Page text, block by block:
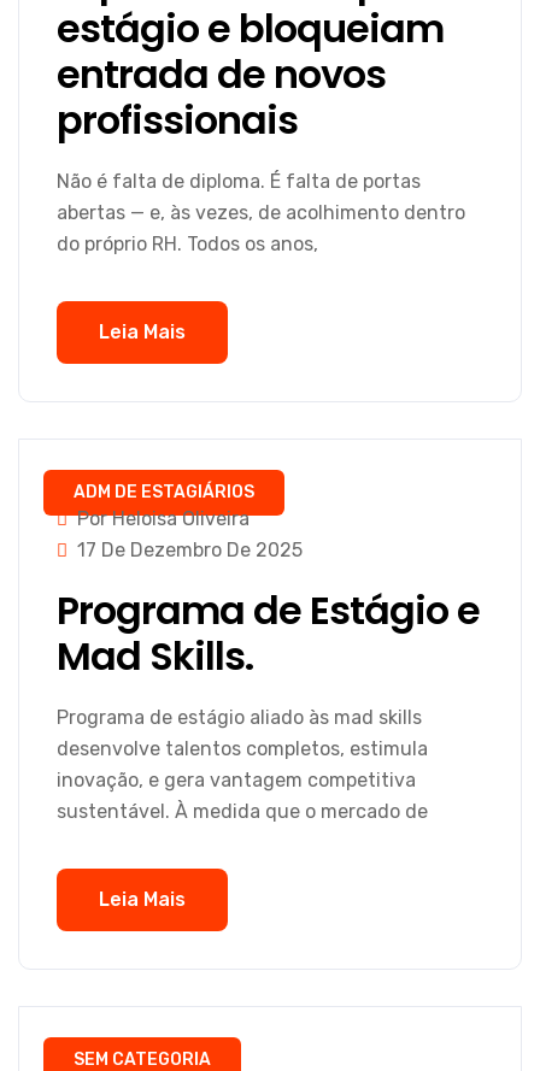
estágio e bloqueiam
entrada de novos
profissionais
Não é falta de diploma. É falta de portas
abertas — e, às vezes, de acolhimento dentro
do próprio RH. Todos os anos,
Leia Mais
ADM DE ESTAGIÁRIOS
Por Heloisa Oliveira
17 De Dezembro De 2025
Programa de Estágio e
Mad Skills.
Programa de estágio aliado às mad skills
desenvolve talentos completos, estimula
inovação, e gera vantagem competitiva
sustentável. À medida que o mercado de
Leia Mais
SEM CATEGORIA